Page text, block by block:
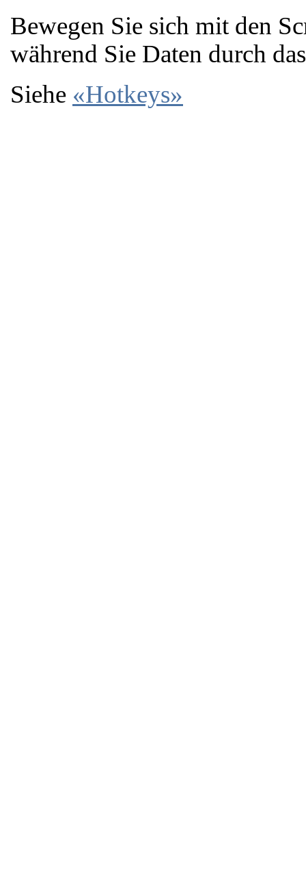
Bewegen Sie sich mit den
während Sie Daten durch
Siehe «Hotkeys»